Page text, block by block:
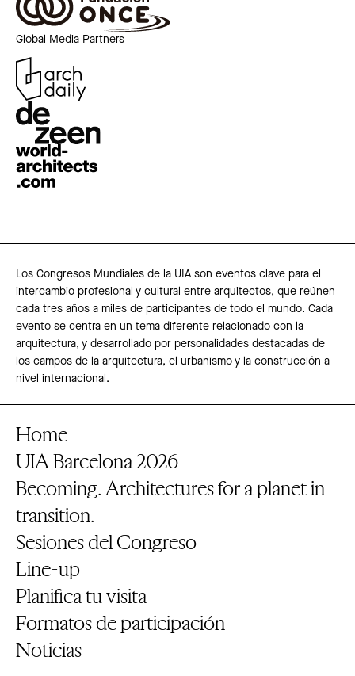
Global Media Partners
Los Congresos Mundiales de la UIA son eventos clave para el
intercambio profesional y cultural entre arquitectos, que reúnen
cada tres años a miles de participantes de todo el mundo. Cada
evento se centra en un tema diferente relacionado con la
arquitectura, y desarrollado por personalidades destacadas de
los campos de la arquitectura, el urbanismo y la construcción a
nivel internacional.
Home
UIA Barcelona 2026
Becoming. Architectures for a planet in
transition.
Sesiones del Congreso
Line-up
Planifica tu visita
Formatos de participación
Noticias